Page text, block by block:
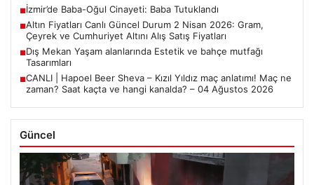
■İzmir’de Baba-Oğul Cinayeti: Baba Tutuklandı
■Altın Fiyatları Canlı Güncel Durum 2 Nisan 2026: Gram,
Çeyrek ve Cumhuriyet Altını Alış Satış Fiyatları
■Dış Mekan Yaşam alanlarında Estetik ve bahçe mutfağı
Tasarımları
■CANLI | Hapoel Beer Sheva – Kızıl Yıldız maç anlatımı! Maç ne
zaman? Saat kaçta ve hangi kanalda? – 04 Ağustos 2026
Güncel